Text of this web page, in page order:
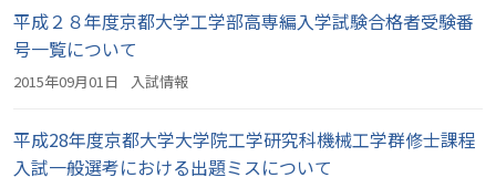
平成２８年度京都大学工学部高専編入学試験合格者受験番
号一覧について
2015年09月01日 入試情報
平成28年度京都大学大学院工学研究科機械工学群修士課程
入試一般選考における出題ミスについて